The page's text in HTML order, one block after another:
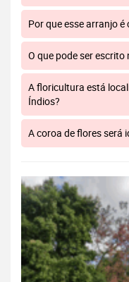
Por que esse arranjo
O que pode ser escrito
A floricultura está
Índios?
A coroa de flores será